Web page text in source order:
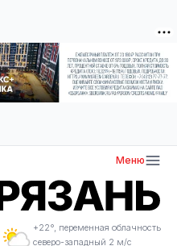
Меню
+22°, переменная облачность
северо-западный 2 м/с